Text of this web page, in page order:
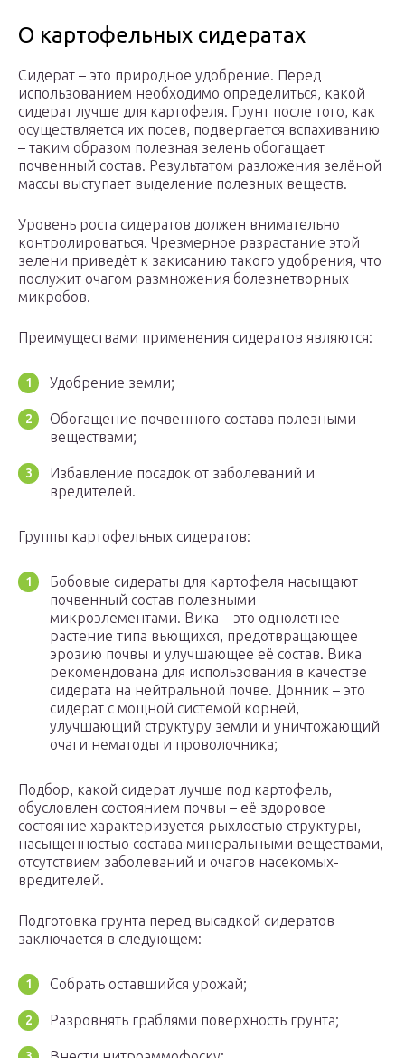
О картофельных сидератах
Сидерат – это природное удобрение. Перед
использованием необходимо определиться, какой
сидерат лучше для картофеля. Грунт после того, как
осуществляется их посев, подвергается вспахиванию
– таким образом полезная зелень обогащает
почвенный состав. Результатом разложения зелёной
массы выступает выделение полезных веществ.
Уровень роста сидератов должен внимательно
контролироваться. Чрезмерное разрастание этой
зелени приведёт к закисанию такого удобрения, что
послужит очагом размножения болезнетворных
микробов.
Преимуществами применения сидератов являются:
Удобрение земли;
Обогащение почвенного состава полезными
веществами;
Избавление посадок от заболеваний и
вредителей.
Группы картофельных сидератов:
Бобовые сидераты для картофеля насыщают
почвенный состав полезными
микроэлементами. Вика – это однолетнее
растение типа вьющихся, предотвращающее
эрозию почвы и улучшающее её состав. Вика
рекомендована для использования в качестве
сидерата на нейтральной почве. Донник – это
сидерат с мощной системой корней,
улучшающий структуру земли и уничтожающий
очаги нематоды и проволочника;
Подбор, какой сидерат лучше под картофель,
обусловлен состоянием почвы – её здоровое
состояние характеризуется рыхлостью структуры,
насыщенностью состава минеральными веществами,
отсутствием заболеваний и очагов насекомых-
вредителей.
Подготовка грунта перед высадкой сидератов
заключается в следующем:
Собрать оставшийся урожай;
Разровнять граблями поверхность грунта;